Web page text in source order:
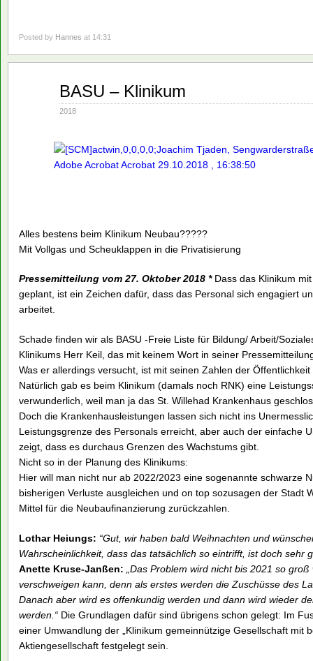
Posted by Hannes at 14:31
BASU – Klinikum
2018
Alles bestens beim Klinikum Neubau?????
Mit Vollgas und Scheuklappen in die Privatisierung
Pressemitteilung vom 27. Oktober 2018 *Dass das Klinikum
geplant, ist ein Zeichen dafür, dass das Personal sich engagiert
arbeitet.
Schade finden wir als BASU -Freie Liste für Bildung/ Arbeit/
Klinikums Herr Keil, das mit keinem Wort in seiner
Was er allerdings versucht, ist mit seinen Zahlen der
Natürlich gab es beim Klinikum (damals noch RNK) eine
verwunderlich, weil man ja das St. Willehad Krankenhaus
Doch die Krankenhausleistungen lassen sich nicht ins
Leistungsgrenze des Personals erreicht, aber auch der einfache
zeigt, dass es durchaus Grenzen des Wachstums gibt.
Nicht so in der Planung des Klinikums:
Hier will man nicht nur ab 2022/2023 eine sogenannte schwarze
bisherigen Verluste ausgleichen und on top sozusagen der Stadt
Mittel für die Neubaufinanzierung zurückzahlen.
Lothar Heiungs: “Gut, wir haben bald Weihnachten und
Wahrscheinlichkeit, dass das tatsächlich so eintrifft, ist doch sehr
Anette Kruse-Janßen:
„Das Problem wird nicht bis 2021 so
verschweigen kann, denn als erstes werden die Zuschüsse des
Danach aber wird es offenkundig werden und dann wird wieder
werden.“ Die Grundlagen dafür sind übrigens schon gelegt: Im
einer Umwandlung der „Klinikum gemeinnützige Gesellschaft mit
Aktiengesellschaft festgelegt sein.